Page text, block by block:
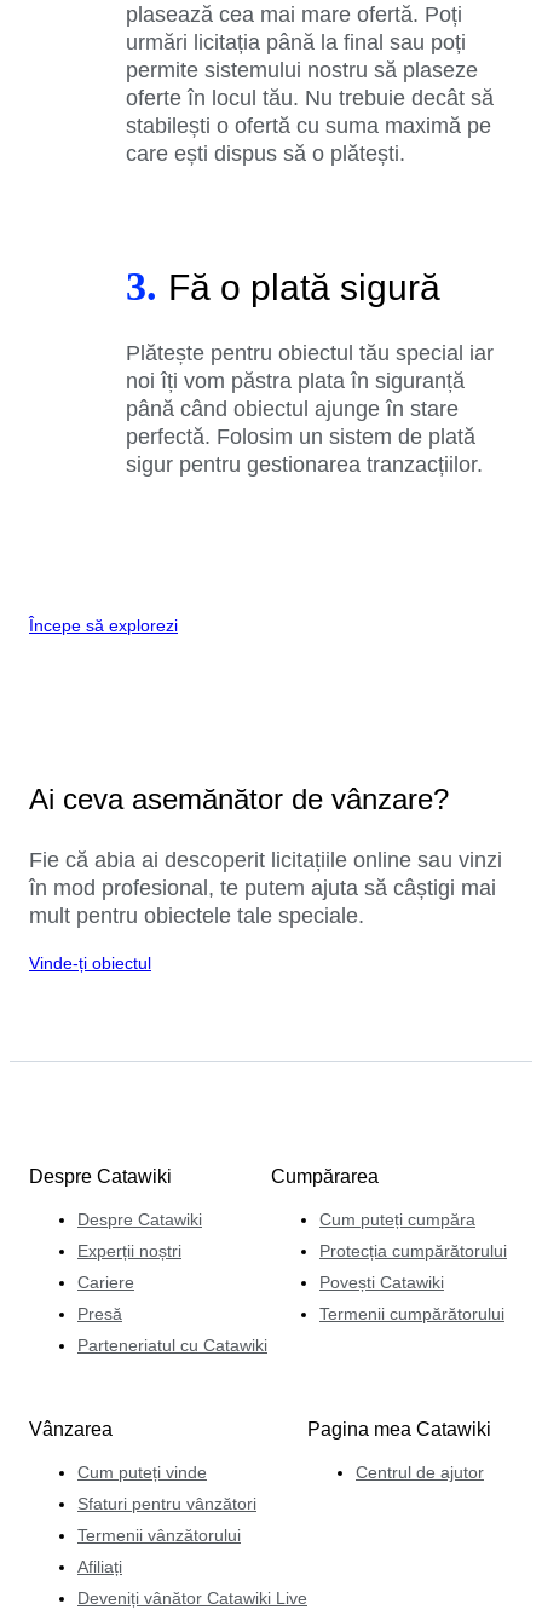
plasează cea mai mare ofertă. Poți
urmări licitația până la final sau poți
permite sistemului nostru să plaseze
oferte în locul tău. Nu trebuie decât să
stabilești o ofertă cu suma maximă pe
care ești dispus să o plătești.
3. Fă o plată sigură
Plătește pentru obiectul tău special iar
noi îți vom păstra plata în siguranță
până când obiectul ajunge în stare
perfectă. Folosim un sistem de plată
sigur pentru gestionarea tranzacțiilor.
Începe să explorezi
Ai ceva asemănător de vânzare?
Fie că abia ai descoperit licitațiile online sau vinzi
în mod profesional, te putem ajuta să câștigi mai
mult pentru obiectele tale speciale.
Vinde-ți obiectul
Despre Catawiki
Despre Catawiki
Experții noștri
Cariere
Presă
Parteneriatul cu Catawiki
Cumpărarea
Cum puteți cumpăra
Protecția cumpărătorului
Povești Catawiki
Termenii cumpărătorului
Vânzarea
Cum puteți vinde
Sfaturi pentru vânzători
Termenii vânzătorului
Afiliați
Deveniți vânător Catawiki Live
Pagina mea Catawiki
Centrul de ajutor